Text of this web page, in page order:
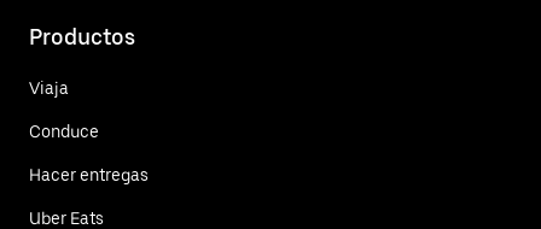
Productos
Viaja
Conduce
Hacer entregas
Uber Eats